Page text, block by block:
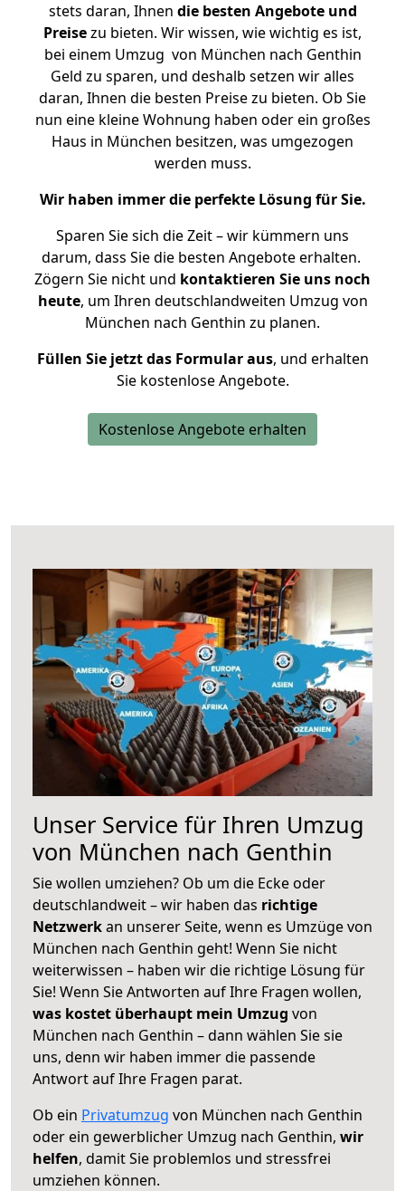
stets daran, Ihnen die besten Angebote und
Preisezu bieten. Wir wissen, wie wichtig es ist,
bei einem Umzug von München nach Genthin
Geld zu sparen, und deshalb setzen wir alles
daran, Ihnen die besten Preise zu bieten. Ob Sie
nun eine kleine Wohnung haben oder ein großes
Haus in München besitzen, was umgezogen
werden muss.
Wir haben immer die perfekte Lösung für Sie.
Sparen Sie sich die Zeit – wir kümmern uns
darum, dass Sie die besten Angebote erhalten.
Zögern Sie nicht und kontaktieren Sie uns noch
heute, um Ihren deutschlandweiten Umzug von
München nach Genthin zu planen.
Füllen Sie jetzt das Formular aus, und erhalten
Sie kostenlose Angebote.
Kostenlose Angebote erhalten
Unser Service für Ihren Umzug
von München nach Genthin
Sie wollen umziehen? Ob um die Ecke oder
deutschlandweit – wir haben das richtige
Netzwerkan unserer Seite, wenn es Umzüge von
München nach Genthin geht! Wenn Sie nicht
weiterwissen – haben wir die richtige Lösung für
Sie! Wenn Sie Antworten auf Ihre Fragen wollen,
was kostet überhaupt mein Umzug von
München nach Genthin – dann wählen Sie sie
uns, denn wir haben immer die passende
Antwort auf Ihre Fragen parat.
Ob ein Privatumzug von München nach Genthin
oder ein gewerblicher Umzug nach Genthin, wir
helfen, damit Sie problemlos und stressfrei
umziehen können.